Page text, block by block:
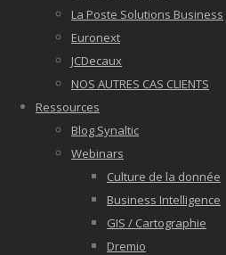
La Poste Solutions Business
Euronext
JCDecaux
NOS AUTRES CAS CLIENTS
Ressources
Blog Synaltic
Webinars
Culture de la donnée
Business Intelligence
GIS / Cartographie
Dremio